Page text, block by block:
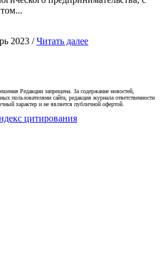
2023 /Читать далее
Редакции запрещена. За содержание новостей,
пользователями сайта, редакция журнала ответственности
характер и не является публичной офертой.